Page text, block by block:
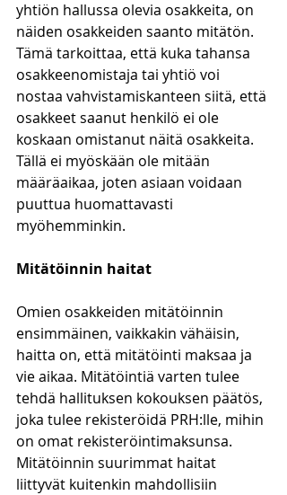
yhtiön hallussa olevia osakkeita, on
näiden osakkeiden saanto mitätön.
Tämä tarkoittaa, että kuka tahansa
osakkeenomistaja tai yhtiö voi
nostaa vahvistamiskanteen siitä, että
osakkeet saanut henkilö ei ole
koskaan omistanut näitä osakkeita.
Tällä ei myöskään ole mitään
määräaikaa, joten asiaan voidaan
puuttua huomattavasti
myöhemminkin.
Mitätöinnin haitat
Omien osakkeiden mitätöinnin
ensimmäinen, vaikkakin vähäisin,
haitta on, että mitätöinti maksaa ja
vie aikaa. Mitätöintiä varten tulee
tehdä hallituksen kokouksen päätös,
joka tulee rekisteröidä PRH:lle, mihin
on omat rekisteröintimaksunsa.
Mitätöinnin suurimmat haitat
liittyvät kuitenkin mahdollisiin